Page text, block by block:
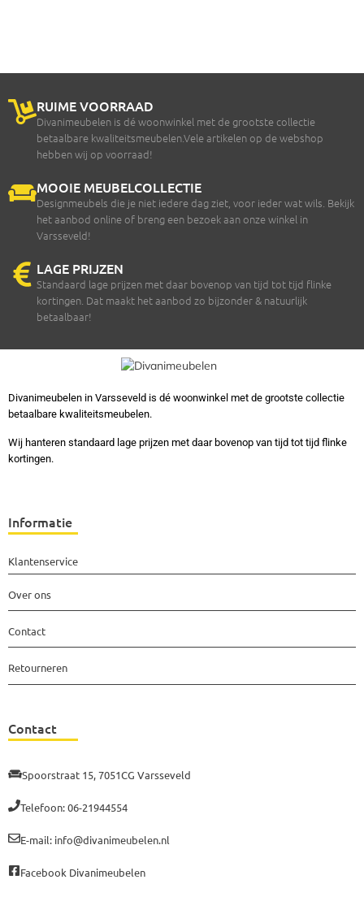
RUIME VOORRAAD
Divanimeubelen is dé woonwinkel met de grootste collectie
betaalbare kwaliteitsmeubelen.Vele artikelen op de webshop
hebben wij op voorraad!
MOOIE MEUBELCOLLECTIE
Designmeubels die je niet iedere dag ziet, voor ieder wat wils. Bekijk
het aanbod online of breng een bezoek aan onze winkel in
Varsseveld!
LAGE PRIJZEN
Standaard lage prijzen met daar bovenop van tijd tot tijd flinke
kortingen. Dat maakt het aanbod zo bijzonder & natuurlijk
betaalbaar!
Divanimeubelen in Varsseveld is dé woonwinkel met de grootste collectie
betaalbare kwaliteitsmeubelen.
Wij hanteren standaard lage prijzen met daar bovenop van tijd tot tijd flinke
kortingen.
Informatie
Klantenservice
Over ons
Contact
Retourneren
Contact
Spoorstraat 15, 7051CG Varsseveld
Telefoon: 06-21944554
E-mail: info@divanimeubelen.nl
Facebook Divanimeubelen